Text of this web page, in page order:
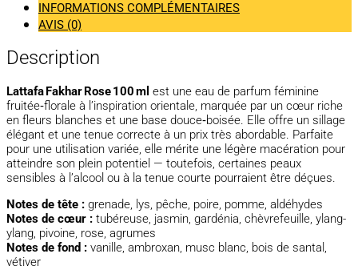
INFORMATIONS COMPLÉMENTAIRES
AVIS (0)
Description
Lattafa Fakhar Rose 100 ml est une eau de parfum féminine
fruitée‑florale à l’inspiration orientale, marquée par un cœur riche
en fleurs blanches et une base douce‑boisée. Elle offre un sillage
élégant et une tenue correcte à un prix très abordable. Parfaite
pour une utilisation variée, elle mérite une légère macération pour
atteindre son plein potentiel — toutefois, certaines peaux
sensibles à l’alcool ou à la tenue courte pourraient être déçues.
Notes de tête : grenade, lys, pêche, poire, pomme, aldéhydes
Notes de cœur : tubéreuse, jasmin, gardénia, chèvrefeuille, ylang-
ylang, pivoine, rose, agrumes
Notes de fond : vanille, ambroxan, musc blanc, bois de santal,
vétiver